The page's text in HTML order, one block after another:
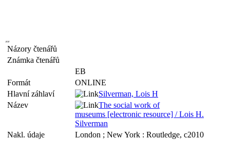
Názory čtenářů
Známka čtenářů
EB
Formát
ONLINE
Hlavní záhlaví
Silverman, Lois H
Název
The social work of
museums [electronic resource] / Lois H.
Silverman
Nakl. údaje
London ; New York : Routledge, c2010